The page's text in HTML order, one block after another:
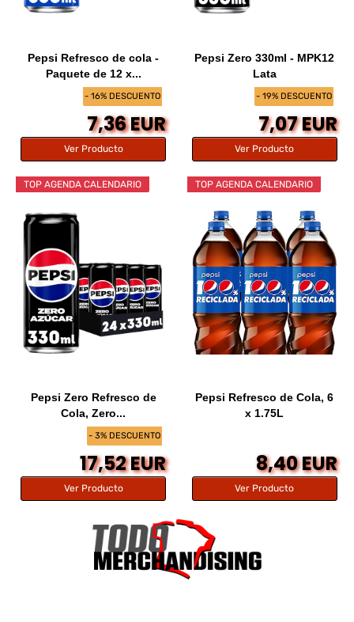
- 16% DESCUENTO
Pepsi Refresco de cola -
Paquete de 12 x...
7,36 EUR
Ver Producto
- 19% DESCUENTO
Pepsi Zero 330ml - MPK12
Lata
7,07 EUR
Ver Producto
- 3% DESCUENTO
TOP AGENDA CALENDARIO
Pepsi Zero Refresco de
Cola, Zero...
17,52 EUR
Ver Producto
TOP AGENDA CALENDARIO
Pepsi Refresco de Cola, 6
x 1.75L
8,40 EUR
Ver Producto